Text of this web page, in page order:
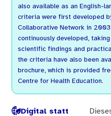
also available as an English-
criteria were first developed
Collaborative Network in
continuously developed,
scientific findings and
the criteria have also been
brochure, which is provided
Centre for Health Education.
Digital statt